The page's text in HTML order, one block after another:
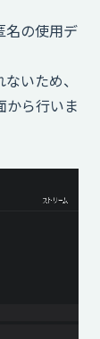
名の使用デ
いため、
から行いま